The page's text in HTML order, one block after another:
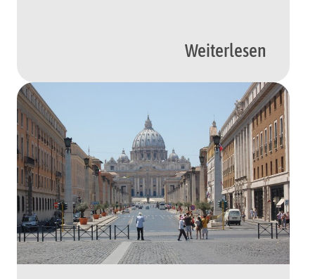
Die Regierung des Landes wolle den
Weiterlesen